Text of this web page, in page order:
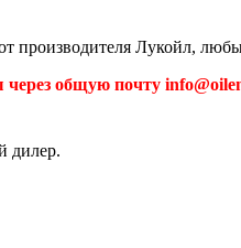
производителя Лукойл,
общую почту
дилер.